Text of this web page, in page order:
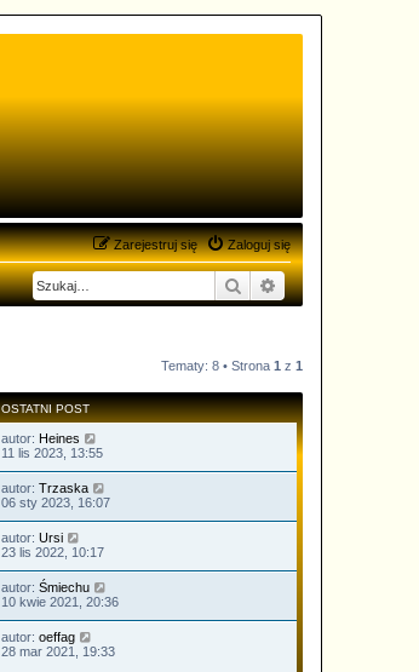
Zaloguj się
Zarejestruj się
SzukajWyszukiwanie
Tematy: 8 • Strona 1 z 1
OSTATNI POST
autor: Heines
11 lis 2023, 13:55
autor: Trzaska
06 sty 2023, 16:07
autor: Ursi
23 lis 2022, 10:17
autor: Śmiechu
10 kwie 2021, 20:36
autor: oeffag
28 mar 2021, 19:33